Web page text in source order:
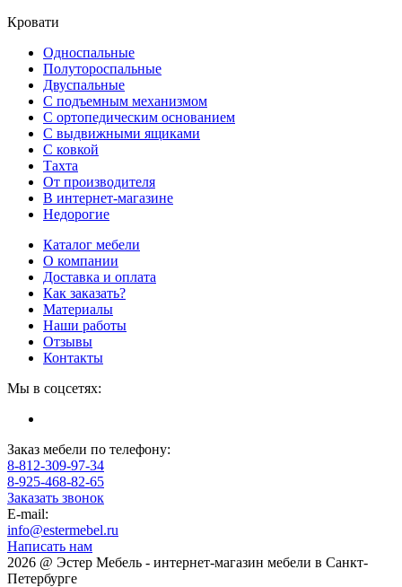
Кровати
Односпальные
Полутороспальные
Двуспальные
С подъемным механизмом
С ортопедическим основанием
С выдвижными ящиками
С ковкой
Тахта
От производителя
В интернет-магазине
Недорогие
Каталог мебели
О компании
Доставка и оплата
Как заказать?
Материалы
Наши работы
Отзывы
Контакты
Мы в соцсетях:
Заказ мебели по телефону:
8-812-309-97-34
8-925-468-82-65
Заказать звонок
E-mail:
info@estermebel.ru
Написать нам
2026 @ Эстер Мебель - интернет-магазин мебели в Санкт-
Петербурге